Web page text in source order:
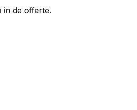
in de offerte.